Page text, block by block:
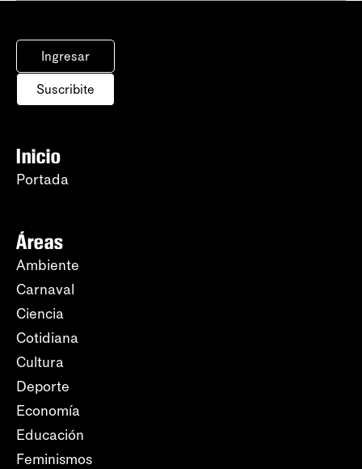
Ingresar
Suscribite
Inicio
Portada
Áreas
Ambiente
Carnaval
Ciencia
Cotidiana
Cultura
Deporte
Economía
Educación
Feminismos